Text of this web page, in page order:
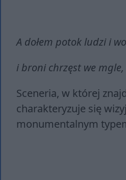
A dołem potok ludzi i
i broni chrzęst we mgle,
Sceneria, w której
charakteryzuje się
monumentalnym